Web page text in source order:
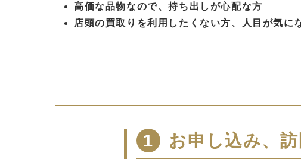
高価な品物なので、持ち出しが心配な方
店頭の買取りを利用したくない方、人目が気に
1 お申し込み、